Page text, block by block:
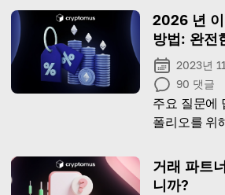
2026 년
방법: 완전
2023년
90 댓글
주요 질문에
폴리오를 위
다.
거래 파트
니까?